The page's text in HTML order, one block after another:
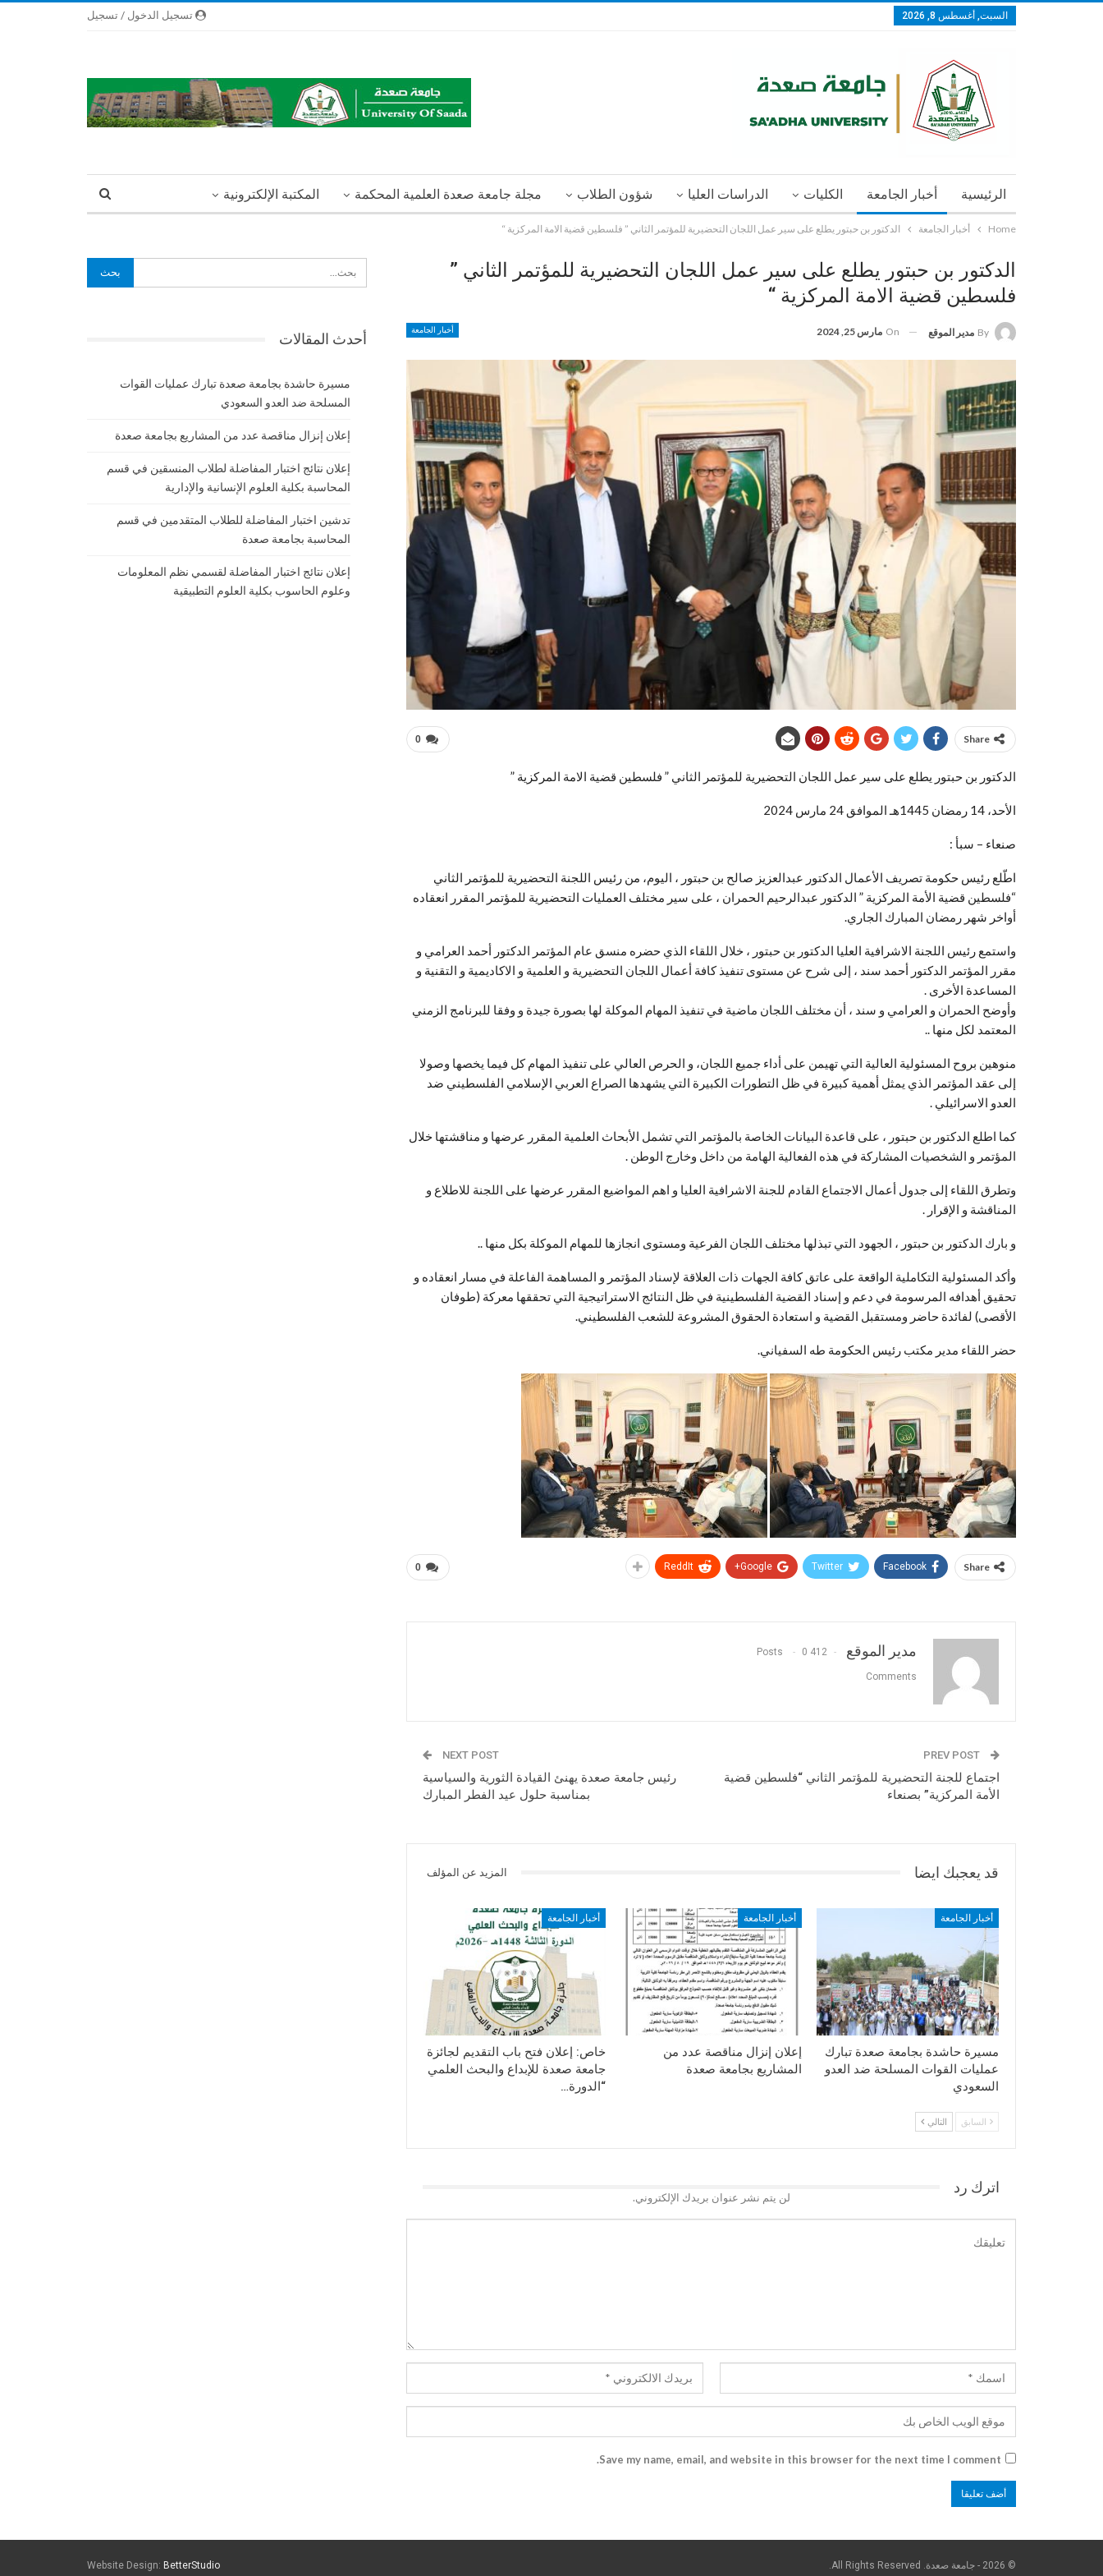
تسجيل الدخول / تسجيل السبت, أغسطس 8, 2026
الرئيسية أخبار الجامعة الكليات الدراسات العليا شؤون الطلاب مجلة جامعة صعدة العلمية المحكمة المكتبة الإلكترونية
Home أخبار الجامعة الدكتور بن حبتور يطلع على سير عمل اللجان التحضيرية للمؤتمر الثاني ” فلسطين قضية الامة المركزية “
الدكتور بن حبتور يطلع على سير عمل اللجان التحضيرية للمؤتمر الثاني ”
فلسطين قضية الامة المركزية “
أخبار الجامعة By مدير الموقع On مارس 25, 2024
0 Share
الدكتور بن حبتور يطلع على سير عمل اللجان التحضيرية للمؤتمر الثاني ” فلسطين قضية الامة المركزية ”
الأحد، 14 رمضان 1445هـ الموافق 24 مارس 2024
صنعاء – سبأ :
اطّلع رئيس حكومة تصريف الأعمال الدكتور عبدالعزيز صالح بن حبتور ، اليوم، من رئيس اللجنة التحضيرية للمؤتمر الثاني
“فلسطين قضية الأمة المركزية ” الدكتور عبدالرحيم الحمران ، على سير مختلف العمليات التحضيرية للمؤتمر المقرر انعقاده
أواخر شهر رمضان المبارك الجاري.
واستمع رئيس اللجنة الاشرافية العليا الدكتور بن حبتور ، خلال اللقاء الذي حضره منسق عام المؤتمر الدكتور أحمد العرامي و
مقرر المؤتمر الدكتور أحمد سند ، إلى شرح عن مستوى تنفيذ كافة أعمال اللجان التحضيرية و العلمية و الاكاديمية و التقنية و
المساعدة الأخرى .
وأوضح الحمران و العرامي و سند ، أن مختلف اللجان ماضية في تنفيذ المهام الموكلة لها بصورة جيدة و وفقا للبرنامج الزمني
المعتمد لكل منها ..
منوهين بروح المسئولية العالية التي تهيمن على أداء جميع اللجان، و الحرص العالي على تنفيذ المهام كل فيما يخصها وصولا
إلى عقد المؤتمر الذي يمثل أهمية كبيرة في ظل التطورات الكبيرة التي يشهدها الصراع العربي الإسلامي الفلسطيني ضد
العدو الاسرائيلي .
كما اطلع الدكتور بن حبتور ، على قاعدة البيانات الخاصة بالمؤتمر التي تشمل الأبحاث العلمية المقرر عرضها و مناقشتها خلال
المؤتمر و الشخصيات المشاركة في هذه الفعالية الهامة من داخل وخارج الوطن .
وتطرق اللقاء إلى جدول أعمال الاجتماع القادم للجنة الاشرافية العليا و اهم المواضيع المقرر عرضها على اللجنة للاطلاع و
المناقشة و الإقرار .
و بارك الدكتور بن حبتور ، الجهود التي تبذلها مختلف اللجان الفرعية ومستوى انجازها للمهام الموكلة بكل منها ..
وأكد المسئولية التكاملية الواقعة على عاتق كافة الجهات ذات العلاقة لإسناد المؤتمر و المساهمة الفاعلة في مسار انعقاده و
تحقيق أهدافه المرسومة في دعم و إسناد القضية الفلسطينية في ظل النتائج الاستراتيجية التي تحققها معركة (طوفان
الأقصى) لفائدة حاضر ومستقبل القضية و استعادة الحقوق المشروعة للشعب الفلسطيني.
حضر اللقاء مدير مكتب رئيس الحكومة طه السفياني.
0 Share
Facebook
Twitter
Google+
ReddIt
مدير الموقع 412 Posts
0
Comments
اجتماع للجنة التحضيرية للمؤتمر الثاني “فلسطين قضية
الأمة المركزية” بصنعاء
NEXT POST
رئيس جامعة صعدة يهنئ القيادة الثورية والسياسية
بمناسبة حلول عيد الفطر المبارك
قد يعجبك ايضا المزيد عن المؤلف
أخبار الجامعة
مسيرة حاشدة بجامعة صعدة تبارك
عمليات القوات المسلحة ضد العدو
السعودي
أخبار الجامعة
إعلان إنزال مناقصة عدد من
المشاريع بجامعة صعدة
أخبار الجامعة
خاص: إعلان فتح باب التقديم لجائزة
جامعة صعدة للإبداع والبحث العلمي
“الدورة…
السابق التالي
اترك رد
لن يتم نشر عنوان بريدك الإلكتروني.
Save my name, email, and website in this browser for the next time I comment.
أحدث المقالات
مسيرة حاشدة بجامعة صعدة تبارك عمليات القوات
المسلحة ضد العدو السعودي
إعلان إنزال مناقصة عدد من المشاريع بجامعة صعدة
إعلان نتائج اختبار المفاضلة لطلاب المنسقين في قسم
المحاسبة بكلية العلوم الإنسانية والإدارية
تدشين اختبار المفاضلة للطلاب المتقدمين في قسم
المحاسبة بجامعة صعدة
إعلان نتائج اختبار المفاضلة لقسمي نظم المعلومات
وعلوم الحاسوب بكلية العلوم التطبيقية
© 2026 - جامعة صعدة. All Rights Reserved. Website Design: BetterStudio